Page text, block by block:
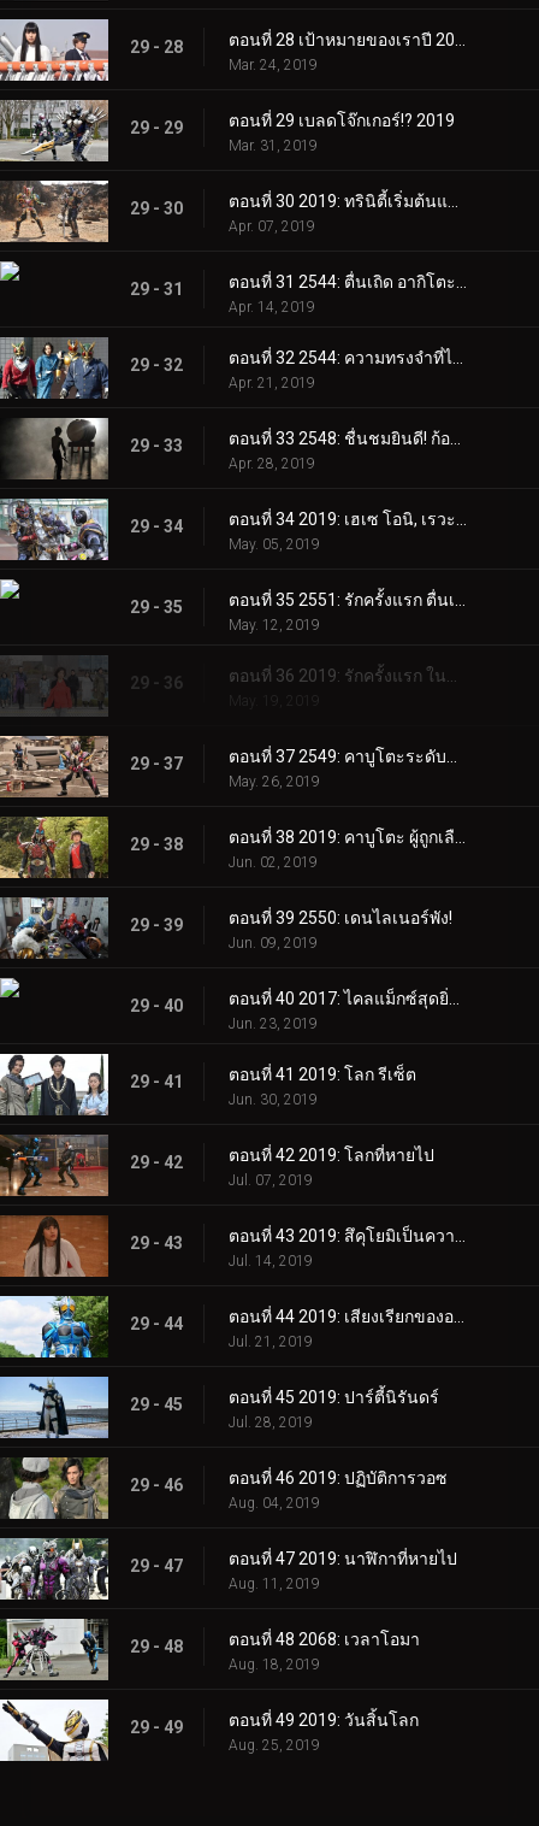
29 - 28
Mar. 24, 2019
29 - 29 ตอนที่ 29 เบลดโจ๊กเกอร์!? 2019
Mar. 31, 2019
29 - 30
Apr. 07, 2019
29 - 31
Apr. 14, 2019
29 - 32
Apr. 21, 2019
29 - 33
Apr. 28, 2019
29 - 34
May. 05, 2019
29 - 35
May. 12, 2019
29 - 36
May. 19, 2019
29 - 37
May. 26, 2019
29 - 38
Jun. 02, 2019
29 - 39 ตอนที่ 39 2550: เดนไลเนอร์พัง!
Jun. 09, 2019
29 - 40
Jun. 23, 2019
29 - 41 ตอนที่ 41 2019: โลก รีเซ็ต
Jun. 30, 2019
29 - 42 ตอนที่ 42 2019: โลกที่หายไป
Jul. 07, 2019
29 - 43
Jul. 14, 2019
29 - 44
Jul. 21, 2019
29 - 45 ตอนที่ 45 2019: ปาร์ตี้นิรันดร์
Jul. 28, 2019
29 - 46 ตอนที่ 46 2019: ปฏิบัติการวอซ
Aug. 04, 2019
29 - 47 ตอนที่ 47 2019: นาฬิกาที่หายไป
Aug. 11, 2019
29 - 48 ตอนที่ 48 2068: เวลาโอมา
Aug. 18, 2019
29 - 49 ตอนที่ 49 2019: วันสิ้นโลก
Aug. 25, 2019